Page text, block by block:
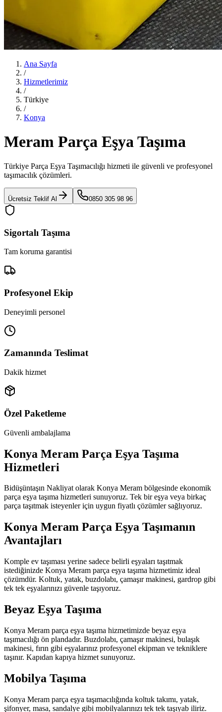
Ana Sayfa
/
Hizmetlerimiz
/
Türkiye
/
Konya
Meram Parça Eşya Taşıma
Türkiye Parça Eşya Taşımacılığı hizmeti ile güvenli ve profesyonel
taşımacılık çözümleri.
Ücretsiz Teklif Al 0850 305 98 96
Sigortalı Taşıma
Tam koruma garantisi
Profesyonel Ekip
Deneyimli personel
Zamanında Teslimat
Dakik hizmet
Özel Paketleme
Güvenli ambalajlama
Konya Meram Parça Eşya Taşıma
Hizmetleri
Bidüşüntaşın Nakliyat olarak Konya Meram bölgesinde ekonomik
parça eşya taşıma hizmetleri sunuyoruz. Tek bir eşya veya birkaç
parça taşıtmak isteyenler için uygun fiyatlı çözümler sağlıyoruz.
Konya Meram Parça Eşya Taşımanın
Avantajları
Komple ev taşıması yerine sadece belirli eşyaları taşıtmak
istediğinizde Konya Meram parça eşya taşıma hizmetimiz ideal
çözümdür. Koltuk, yatak, buzdolabı, çamaşır makinesi, gardrop gibi
tek tek eşyalarınızı güvenle taşıyoruz.
Beyaz Eşya Taşıma
Konya Meram parça eşya taşıma hizmetimizde beyaz eşya
taşımacılığı ön plandadır. Buzdolabı, çamaşır makinesi, bulaşık
makinesi, fırın gibi eşyalarınız profesyonel ekipman ve tekniklere
taşınır. Kapıdan kapıya hizmet sunuyoruz.
Mobilya Taşıma
Konya Meram parça eşya taşımacılığında koltuk takımı, yatak,
şifonyer, masa, sandalye gibi mobilyalarınızı tek tek taşıyab iliriz.